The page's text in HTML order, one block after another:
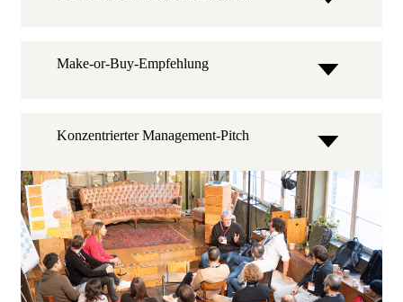
Make-or-Buy-Empfehlung
Konzentrierter Management-Pitch